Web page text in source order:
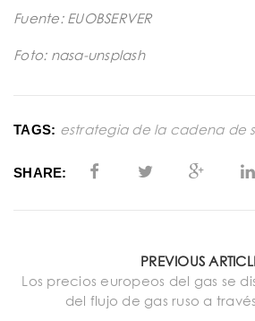
Fuente: EUOBSERVER
Foto: nasa-unsplash
TAGS: estrategia de la cadena de
SHARE:
PREVIOUS
Los precios europeos del gas se
del flujo de gas ruso a